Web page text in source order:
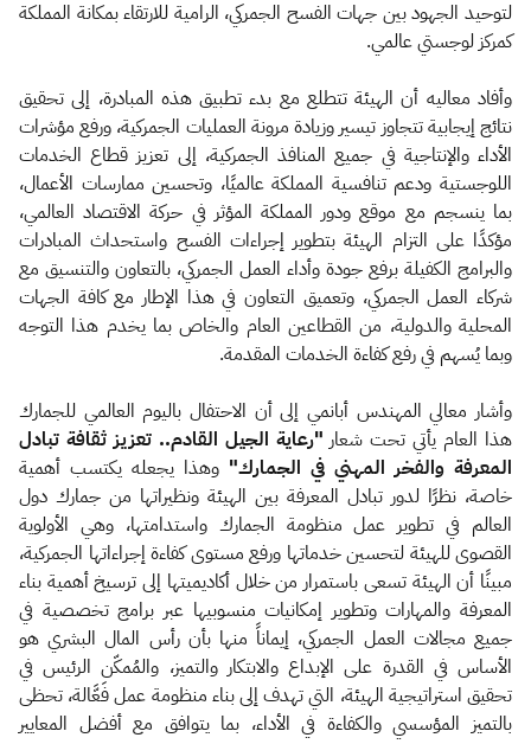
لتوحيد الجهود بين جهات الفسح الجمركي، الرامية للارتقاء بمكانة المملكة
كمركز لوجستي عالمي.
وأفاد معاليه أن الهيئة تتطلع مع بدء تطبيق هذه المبادرة، إلى تحقيق
نتائج إيجابية تتجاوز تيسير وزيادة مرونة العمليات الجمركية، ورفع مؤشرات
الأداء والإنتاجية في جميع المنافذ الجمركية، إلى تعزيز قطاع الخدمات
اللوجستية ودعم تنافسية المملكة عالميًا، وتحسين ممارسات الأعمال،
بما ينسجم مع موقع ودور المملكة المؤثر في حركة الاقتصاد العالمي،
مؤكدًا على التزام الهيئة بتطوير إجراءات الفسح واستحداث المبادرات
والبرامج الكفيلة برفع جودة وأداء العمل الجمركي، بالتعاون والتنسيق مع
شركاء العمل الجمركي، وتعميق التعاون في هذا الإطار مع كافة الجهات
المحلية والدولية، من القطاعين العام والخاص بما يخدم هذا التوجه
وبما يُسهم في رفع كفاءة الخدمات المقدمة.
وأشار معالي المهندس أبانمي إلى أن الاحتفال باليوم العالمي للجمارك
هذا العام يأتي تحت شعار "رعاية الجيل القادم.. تعزيز ثقافة تبادل
المعرفة والفخر المهني في الجمارك" وهذا يجعله يكتسب أهمية
خاصة، نظرًا لدور تبادل المعرفة بين الهيئة ونظيراتها من جمارك دول
العالم في تطوير عمل منظومة الجمارك واستدامتها، وهي الأولوية
القصوى للهيئة لتحسين خدماتها ورفع مستوى كفاءة إجراءاتها الجمركية،
مبينًا أن الهيئة تسعى باستمرار من خلال أكاديميتها إلى ترسيخ أهمية بناء
المعرفة والمهارات وتطوير إمكانيات منسوبيها عبر برامج تخصصية في
جميع مجالات العمل الجمركي، إيماناً منها بأن رأس المال البشري هو
الأساس في القدرة على الإبداع والابتكار والتميز، والمُمكّن الرئيس في
تحقيق استراتيجية الهيئة، التي تهدف إلى بناء منظومة عمل فَعَّالة، تحظى
بالتميز المؤسسي والكفاءة في الأداء، بما يتوافق مع أفضل المعايير